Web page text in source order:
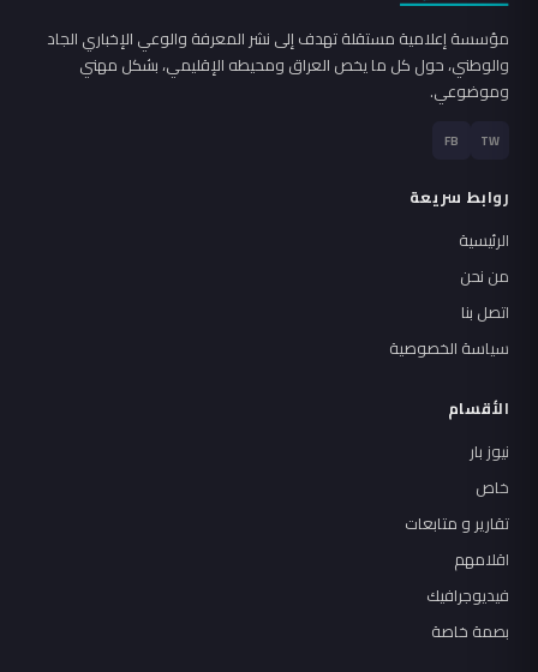
مؤسسة إعلامية مستقلة تهدف إلى نشر المعرفة والوعي الإخباري الجاد
والوطني، حول كل ما يخص العراق ومحيطه الإقليمي، بشكل مهني
وموضوعي.
TW
FB
روابط سريعة
الرئيسية
من نحن
اتصل بنا
سياسة الخصوصية
الأقسام
نيوز بار
خاص
تقارير و متابعات
اقلامهم
فيديوجرافيك
بصمة خاصة